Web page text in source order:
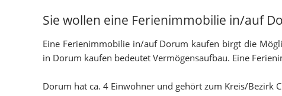
Sie wollen eine Ferienimmobilie in/auf
Eine Ferienimmobilie in/auf Dorum kaufen birgt die
in Dorum kaufen bedeutet Vermögensaufbau. Eine
Dorum hat ca. 4 Einwohner und gehört zum Kreis/Bezirk